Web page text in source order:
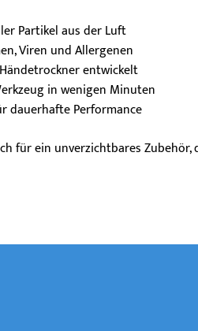
Partikel aus der Luft
Viren und Allergenen
entwickelt
in wenigen Minuten
dauerhafte Performance
für ein unverzichtbares